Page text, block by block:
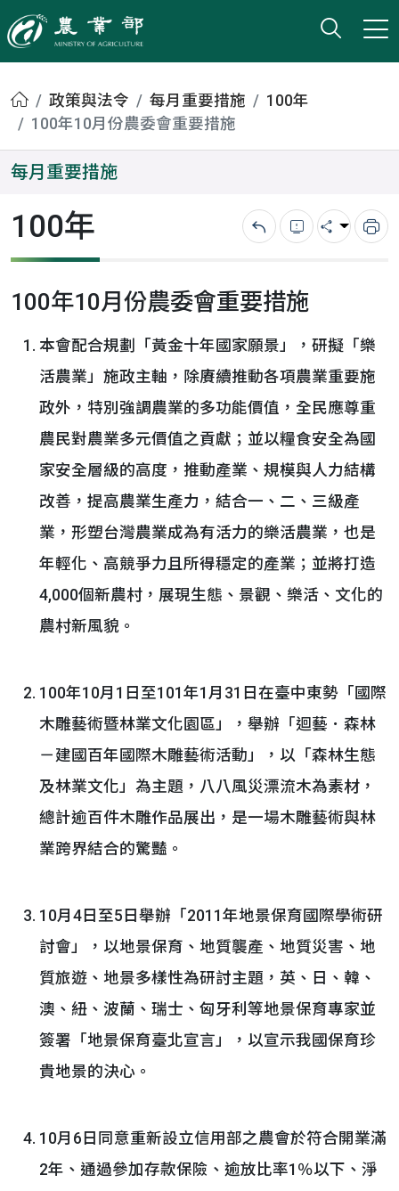
農業部
打開
小版
首頁政策與法令 每月重要措施
100年
100年10月份農委會重要措施
每月重要措施
100年 回上一頁錯誤回報
分享 列
100年10月份農委會重要措施
本會配合規劃「黃金十年國家願景」，研擬「樂
活農業」施政主軸，除賡續推動各項農業重要施
政外，特別強調農業的多功能價值，全民應尊重
農民對農業多元價值之貢獻；並以糧食安全為國
家安全層級的高度，推動產業、規模與人力結構
改善，提高農業生產力，結合一、二、三級產
業，形塑台灣農業成為有活力的樂活農業，也是
年輕化、高競爭力且所得穩定的產業；並將打造
4,000個新農村，展現生態、景觀、樂活、文化的
農村新風貌。
100年10月1日至101年1月31日在臺中東勢「國際
木雕藝術暨林業文化園區」，舉辦「迴藝．森林
－建國百年國際木雕藝術活動」，以「森林生態
及林業文化」為主題，八八風災漂流木為素材，
總計逾百件木雕作品展出，是一場木雕藝術與林
業跨界結合的驚豔。
10月4日至5日舉辦「2011年地景保育國際學術研
討會」，以地景保育、地質襲產、地質災害、地
質旅遊、地景多樣性為研討主題，英、日、韓、
澳、紐、波蘭、瑞士、匈牙利等地景保育專家並
簽署「地景保育臺北宣言」，以宣示我國保育珍
貴地景的決心。
10月6日同意重新設立信用部之農會於符合開業滿
2年、通過參加存款保險、逾放比率1％以下、淨